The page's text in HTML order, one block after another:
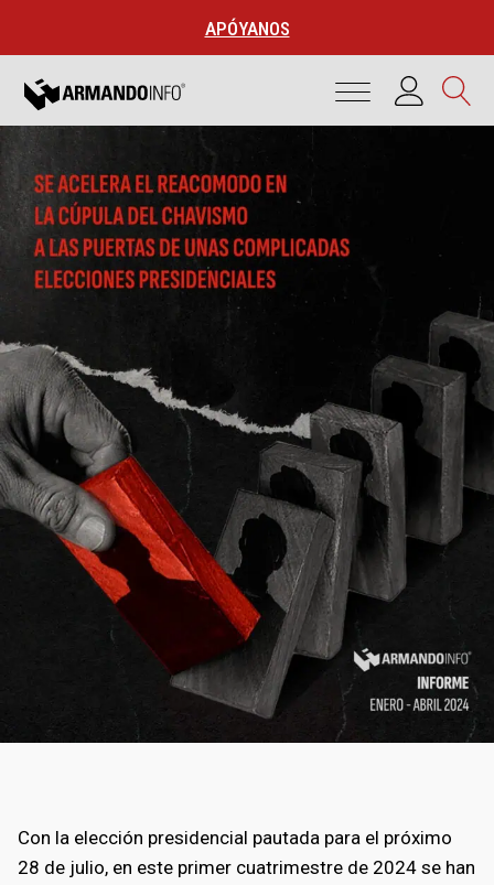
APÓYANOS
Con la elección presidencial pautada para el próximo
28 de julio, en este primer cuatrimestre de 2024 se han